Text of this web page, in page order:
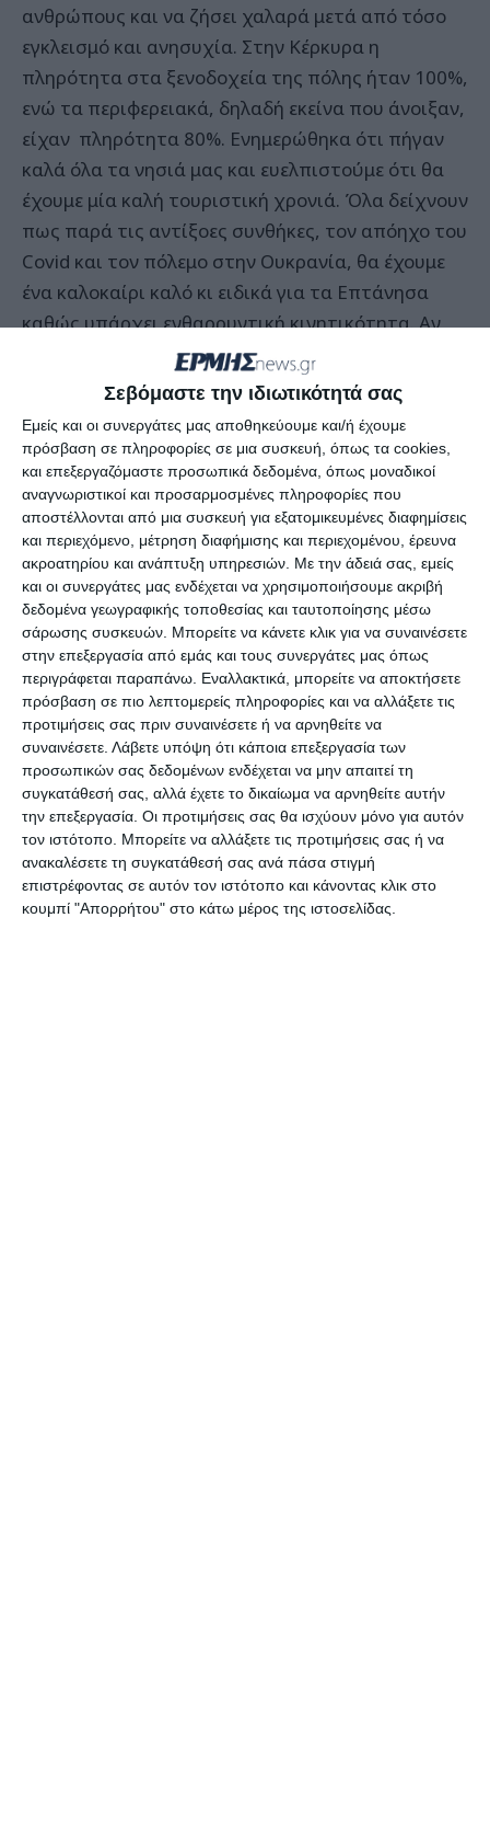
Σεβόμαστε την ιδιωτικότητά σας
Εμείς και οι συνεργάτες μας αποθηκεύουμε και/ή έχουμε
πρόσβαση σε πληροφορίες σε μια συσκευή, όπως τα cookies,
και επεξεργαζόμαστε προσωπικά δεδομένα, όπως μοναδικοί
αναγνωριστικοί και προσαρμοσμένες πληροφορίες που
αποστέλλονται από μια συσκευή για εξατομικευμένες διαφημίσεις
και περιεχόμενο, μέτρηση διαφήμισης και περιεχομένου, έρευνα
ακροατηρίου και ανάπτυξη υπηρεσιών. Με την άδειά σας, εμείς
και οι συνεργάτες μας ενδέχεται να χρησιμοποιήσουμε ακριβή
δεδομένα γεωγραφικής τοποθεσίας και ταυτοποίησης μέσω
σάρωσης συσκευών. Μπορείτε να κάνετε κλικ για να συναινέσετε
στην επεξεργασία από εμάς και τους συνεργάτες μας όπως
περιγράφεται παραπάνω. Εναλλακτικά, μπορείτε να αποκτήσετε
πρόσβαση σε πιο λεπτομερείς πληροφορίες και να αλλάξετε τις
προτιμήσεις σας πριν συναινέσετε ή να αρνηθείτε να
συναινέσετε. Λάβετε υπόψη ότι κάποια επεξεργασία των
προσωπικών σας δεδομένων ενδέχεται να μην απαιτεί τη
συγκατάθεσή σας, αλλά έχετε το δικαίωμα να αρνηθείτε αυτήν
την επεξεργασία. Οι προτιμήσεις σας θα ισχύουν μόνο για αυτόν
τον ιστότοπο. Μπορείτε να αλλάξετε τις προτιμήσεις σας ή να
ανακαλέσετε τη συγκατάθεσή σας ανά πάσα στιγμή
επιστρέφοντας σε αυτόν τον ιστότοπο και κάνοντας κλικ στο
κουμπί "Απορρήτου" στο κάτω μέρος της ιστοσελίδας.
ανθρώπους και να ζήσει χαλαρά μετά από τόσο
εγκλεισμό και ανησυχία. Στην Κέρκυρα η
πληρότητα στα ξενοδοχεία της πόλης ήταν 100%,
ενώ τα περιφερειακά, δηλαδή εκείνα που άνοιξαν,
είχαν πληρότητα 80%. Ενημερώθηκα ότι πήγαν
καλά όλα τα νησιά μας και ευελπιστούμε ότι θα
έχουμε μία καλή τουριστική χρονιά. Όλα δείχνουν
πως παρά τις αντίξοες συνθήκες, τον απόηχο του
Covid και τον πόλεμο στην Ουκρανία, θα έχουμε
ένα καλοκαίρι καλό κι ειδικά για τα Επτάνησα
καθώς υπάρχει ενθαρρυντική κινητικότητα. Αν
βέβαια δεν συμβεί κάτι απρόοπτο».
Για τις συνεχείς αυξήσεις τιμών η κ. Γκερέκου είπε
ότι «η κυβέρνηση έχει αναγγείλει μέτρα στήριξης
γιατί αντιλαμβάνεται πλήρως ότι το κόστος θα
είναι πολύ μεγαλύτερο και το κέρδος πολύ
λιγότερο. Όμως το πρώτο είναι να έχουμε μία
εισροή ικανοποιητική σε σχέση με τους
επισκέπτες μας». Ειδικότερα η Πρόεδρος του ΕΟΤ
σημείωσε: «η πολιτεία πρέπει να βοηθήσει. Εγώ
θέλω να ευχαριστήσω όλους τους επαγγελματίες
του τουρισμού που πάντα έβαζαν πλάτη σε όλες
τις κρίσεις και τώρα με τις τιμές προσπαθούν.
Τώρα η κυβέρνηση πρέπει να κάνει μία δίκαιη και
ισόρροπη στήριξη για να μη χάσουν πολλά οι
επαγγελματίες».